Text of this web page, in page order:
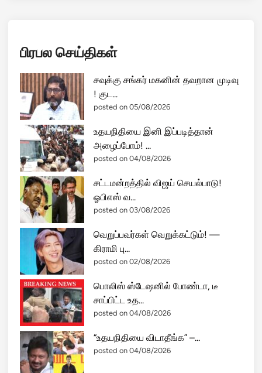
பெ
ண்
.
எ
ங்
கே
செ
ல்
கி
ற
க
ம்
?
பிரபல செய்திகள்
சவுக்கு சங்கர் மகனின் தவறான முடிவு
! குட...
posted on 05/08/2026
உதயநிதியை இனி இப்படித்தான்
அழைப்போம்! ...
posted on 04/08/2026
சட்டமன்றத்தில் விஜய் செயல்பாடு!
ஓபிஎஸ் வ...
posted on 03/08/2026
வெறுப்பவர்கள் வெறுக்கட்டும்! —
கிராமி பு...
posted on 02/08/2026
பொலிஸ் ஸ்டேஷனில் போண்டா, டீ
சாப்பிட்ட உத...
posted on 04/08/2026
“உதயநிதியை விடாதீங்க” –...
posted on 04/08/2026